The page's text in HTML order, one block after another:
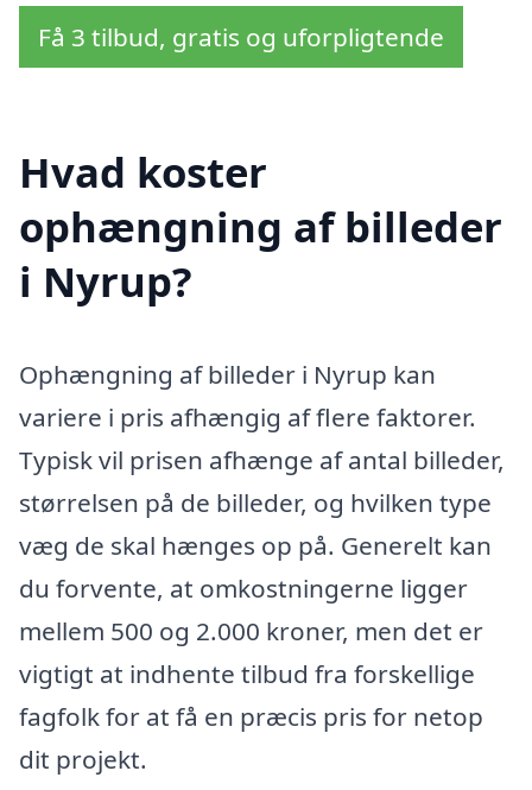
Få 3 tilbud, gratis og uforpligtende
Hvad koster
ophængning af billeder
i Nyrup?
Ophængning af billeder i Nyrup kan
variere i pris afhængig af flere faktorer.
Typisk vil prisen afhænge af antal billeder,
størrelsen på de billeder, og hvilken type
væg de skal hænges op på. Generelt kan
du forvente, at omkostningerne ligger
mellem 500 og 2.000 kroner, men det er
vigtigt at indhente tilbud fra forskellige
fagfolk for at få en præcis pris for netop
dit projekt.